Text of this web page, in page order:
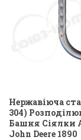
Нержавіюча
304)
Башня Сіялки
John Deere 1890